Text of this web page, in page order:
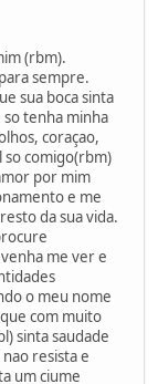
(rbm).
sempre.
sua boca sinta
tenha minha
coraçao,
so comigo(rbm)
por mim
e me
da sua vida.
me ver e
o meu nome
com muito
sinta saudade
resista e
um ciume